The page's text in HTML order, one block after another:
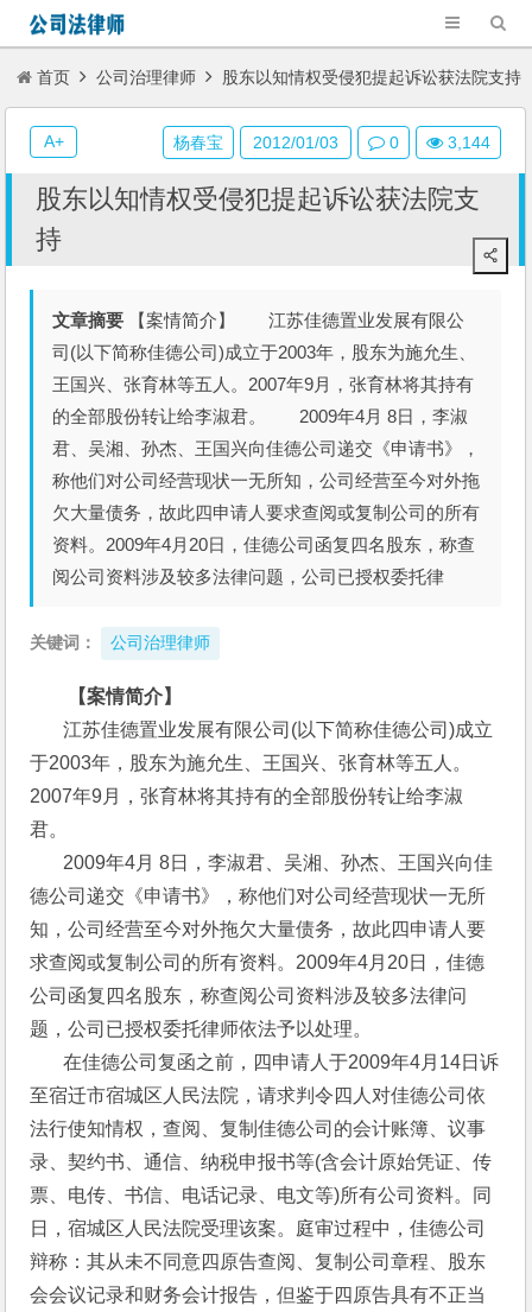
首页 公司治理律师 股东以知情权受侵犯提起诉讼获法院支持
股东以知情权受侵犯提起诉讼获法院支
持
文章摘要 【案情简介】 江苏佳德置业发展有限公
司(以下简称佳德公司)成立于2003年，股东为施允生、
王国兴、张育林等五人。2007年9月，张育林将其持有
的全部股份转让给李淑君。 2009年4月 8日，李淑
君、吴湘、孙杰、王国兴向佳德公司递交《申请书》，
称他们对公司经营现状一无所知，公司经营至今对外拖
欠大量债务，故此四申请人要求查阅或复制公司的所有
资料。2009年4月20日，佳德公司函复四名股东，称查
阅公司资料涉及较多法律问题，公司已授权委托律
关键词： 公司治理律师
【案情简介】
江苏佳德置业发展有限公司(以下简称佳德公司)成立
于2003年，股东为施允生、王国兴、张育林等五人。
2007年9月，张育林将其持有的全部股份转让给李淑
君。
2009年4月 8日，李淑君、吴湘、孙杰、王国兴向佳
德公司递交《申请书》，称他们对公司经营现状一无所
知，公司经营至今对外拖欠大量债务，故此四申请人要
求查阅或复制公司的所有资料。2009年4月20日，佳德
公司函复四名股东，称查阅公司资料涉及较多法律问
题，公司已授权委托律师依法予以处理。
在佳德公司复函之前，四申请人于2009年4月14日诉
至宿迁市宿城区人民法院，请求判令四人对佳德公司依
法行使知情权，查阅、复制佳德公司的会计账簿、议事
录、契约书、通信、纳税申报书等(含会计原始凭证、传
票、电传、书信、电话记录、电文等)所有公司资料。同
日，宿城区人民法院受理该案。庭审过程中，佳德公司
辩称：其从未不同意四原告查阅、复制公司章程、股东
会会议记录和财务会计报告，但鉴于四原告具有不正当
杨春宝 2012/01/03 0 3,144
A+